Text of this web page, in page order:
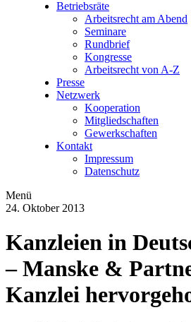
Betriebsräte
Arbeitsrecht am Abend
Seminare
Rundbrief
Kongresse
Arbeitsrecht von A-Z
Presse
Netzwerk
Kooperation
Mitgliedschaften
Gewerkschaften
Kontakt
Impressum
Datenschutz
Menü
24. Oktober 2013
Kanzleien in
– Manske &
Kanzlei